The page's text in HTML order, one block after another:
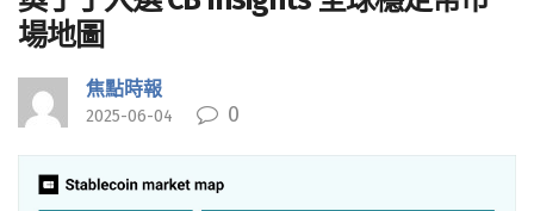
場地圖
焦點時報
2025-06-04 0